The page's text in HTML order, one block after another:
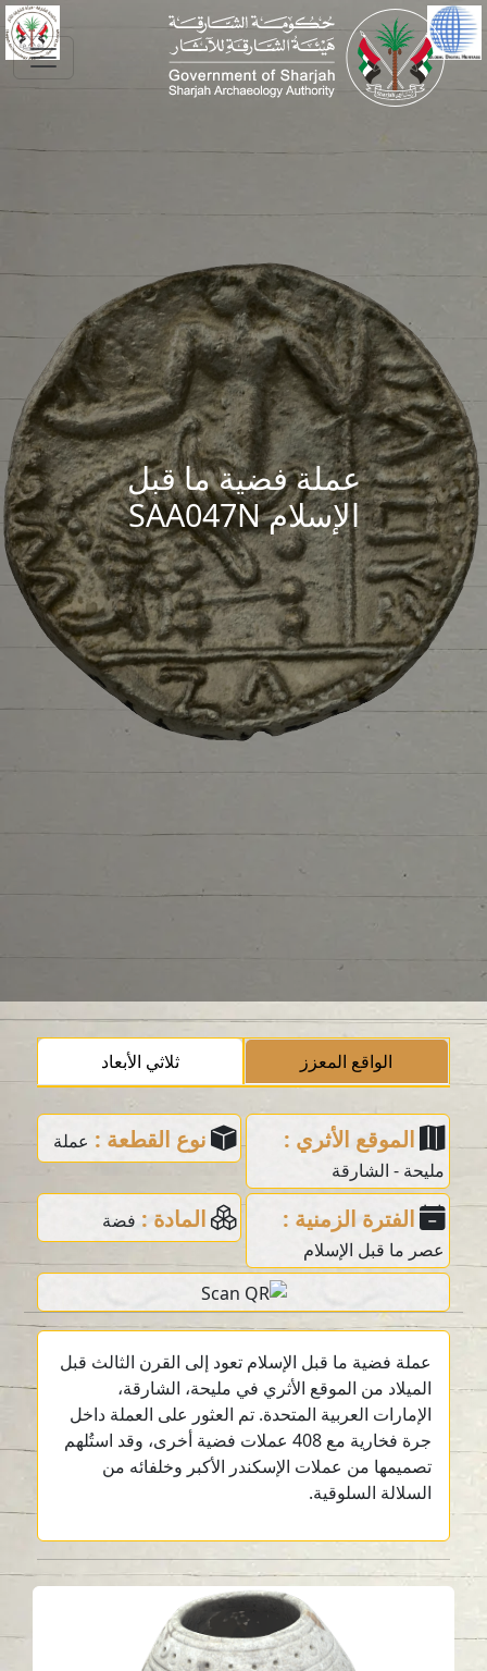
Skip to main
عملة فضية ما قبل
الإسلام SAA047N
الواقع المعزز ثلاثي الأبعاد
الموقع الأثري :
مليحة - الشارقة
نوع القطعة : عملة
الفترة الزمنية :
عصر ما قبل الإسلام
المادة : فضة
عملة فضية ما قبل الإسلام تعود إلى القرن الثالث قبل
الميلاد من الموقع الأثري في مليحة، الشارقة،
الإمارات العربية المتحدة. تم العثور على العملة داخل
جرة فخارية مع 408 عملات فضية أخرى، وقد استُلهم
تصميمها من عملات الإسكندر الأكبر وخلفائه من
السلالة السلوقية.